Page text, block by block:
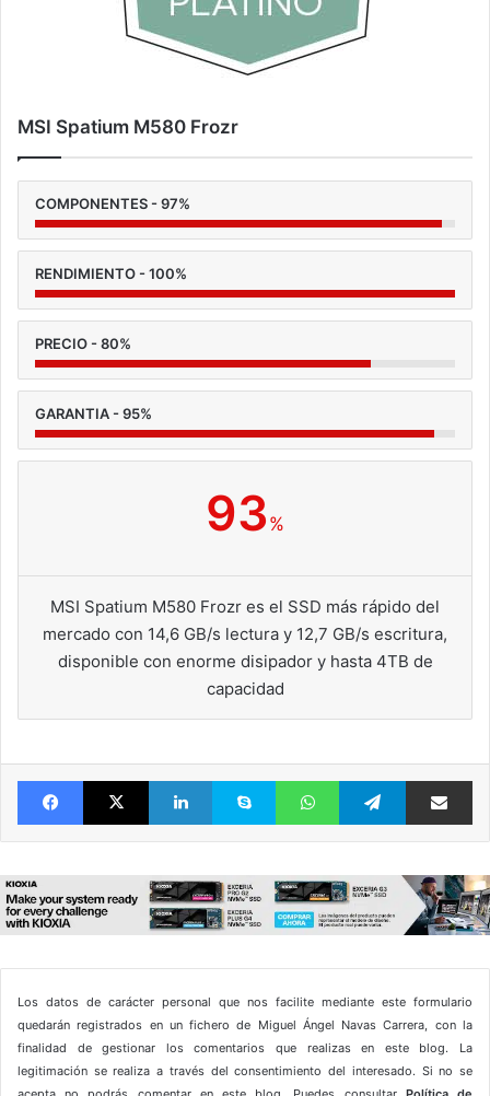
MSI Spatium M580 Frozr
COMPONENTES - 97%
RENDIMIENTO - 100%
PRECIO - 80%
GARANTIA - 95%
93 %
MSI Spatium M580 Frozr es el SSD más rápido del
mercado con 14,6 GB/s lectura y 12,7 GB/s escritura,
disponible con enorme disipador y hasta 4TB de
capacidad
FacebookX LinkedIn Skype WhatsAppTelegram
Los datos de carácter personal que nos facilite mediante este formulario
quedarán registrados en un fichero de Miguel Ángel Navas Carrera, con la
finalidad de gestionar los comentarios que realizas en este blog. La
legitimación se realiza a través del consentimiento del interesado. Si no se